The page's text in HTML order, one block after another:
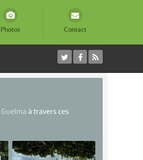
Photos Contact
Guelma à travers ces